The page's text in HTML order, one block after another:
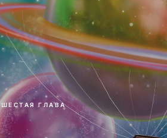
ШЕСТАЯ ГЛАВА